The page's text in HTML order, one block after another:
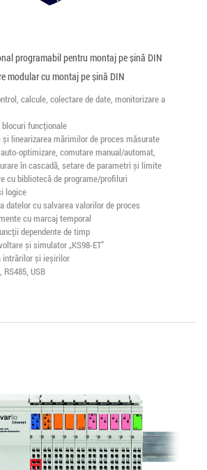
programabil pentru montaj pe șină DIN
modular cu montaj pe șină DIN
calcule, colectare de date, monitorizare a
funcționale
linearizarea mărimilor de proces măsurate
optimizare, comutare manual/automat,
în cascadă, setare de parametri și limite
cu bibliotecă de programe/profiluri
logice
datelor cu salvarea valorilor de proces
cu marcaj temporal
dependente de timp
și simulator „KS98-ET”
intrărilor și ieșirilor
USB